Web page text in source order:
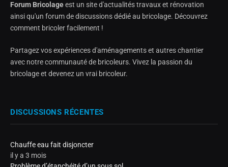
Forum Bricolageest un site d'actualités travaux et rénovation
ainsi qu'un forum de discussions dédié au bricolage. Découvrez
comment bricoler facilement !
Partagez vos expériences d'aménagements et autres chantier
avec notre communauté de bricoleurs. Vivez la passion du
bricolage et devenez un vrai bricoleur.
DISCUSSIONS RÉCENTES
Chauffe eau fait disjoncter
il y a 3 mois